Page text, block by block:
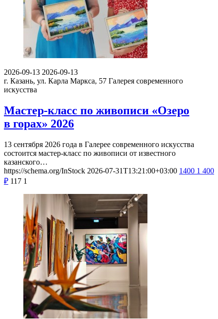
2026-09-13 2026-09-13
г. Казань, ул. Карла Маркса, 57 Галерея современного
искусства
Мастер-класс по живописи «Озеро
в горах» 2026
13 сентября 2026 года в Галерее современного искусства
состоится мастер-класс по живописи от известного
казанского…
https://schema.org/InStock 2026-07-31T13:21:00+03:00 1400 1 400
₽ 117 1